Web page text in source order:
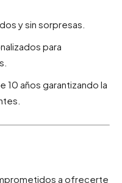
y sin sorpresas.
para
10 años garantizando la
a ofrecerte